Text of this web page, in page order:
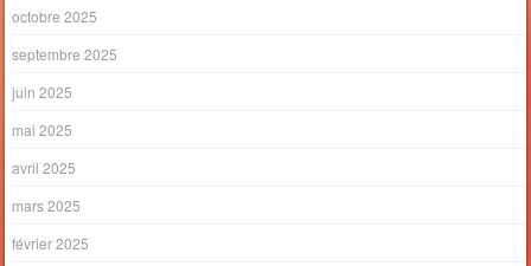
octobre 2025
septembre 2025
juin 2025
mai 2025
avril 2025
mars 2025
février 2025